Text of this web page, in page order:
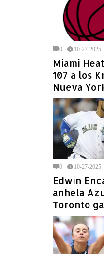
0 10-27-2025
Miami
107 a los
Nueva
0 10-27-2025
Edwin
anhela
Toronto